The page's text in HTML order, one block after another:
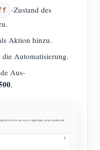
-Zustand des
Aktion hinzu.
Automatisierung.
Aus-
.